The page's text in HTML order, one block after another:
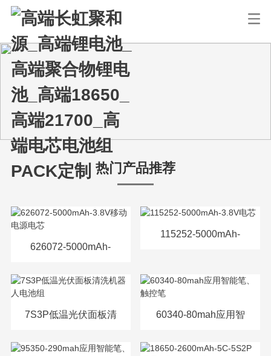
热门产品推荐
626072-5000mAh-
115252-5000mAh-
7S3P低温光伏面板清 60340-80mah应用智